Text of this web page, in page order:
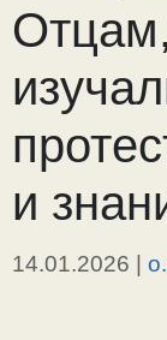
и
14.01.2026 |